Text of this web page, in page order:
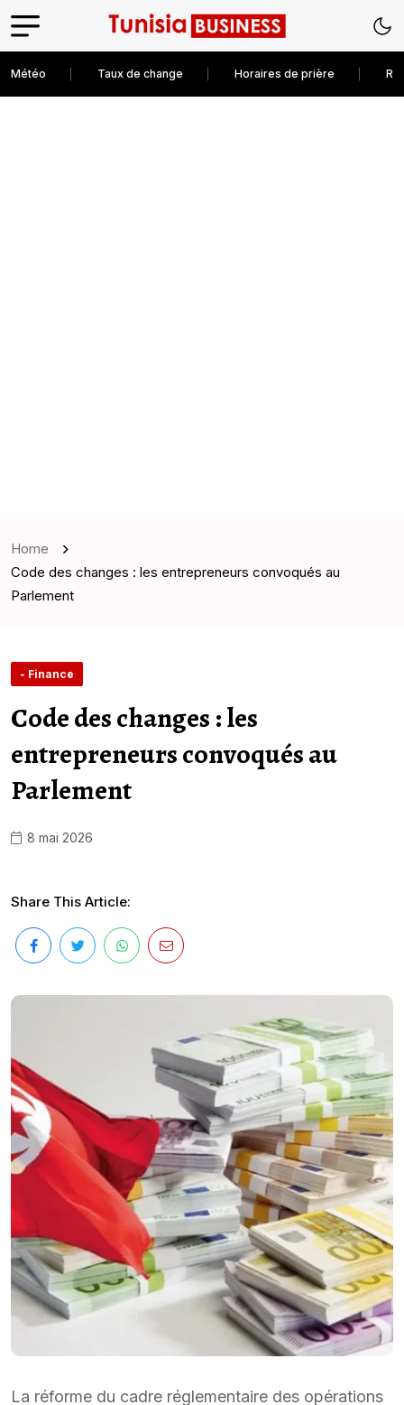
Météo Taux de change Horaires de prière
Home
Code des changes : les entrepreneurs convoqués au
Parlement
- Finance
Code des changes : les
entrepreneurs convoqués au
Parlement
8 mai 2026
Share This Article:
La réforme du cadre réglementaire des opérations